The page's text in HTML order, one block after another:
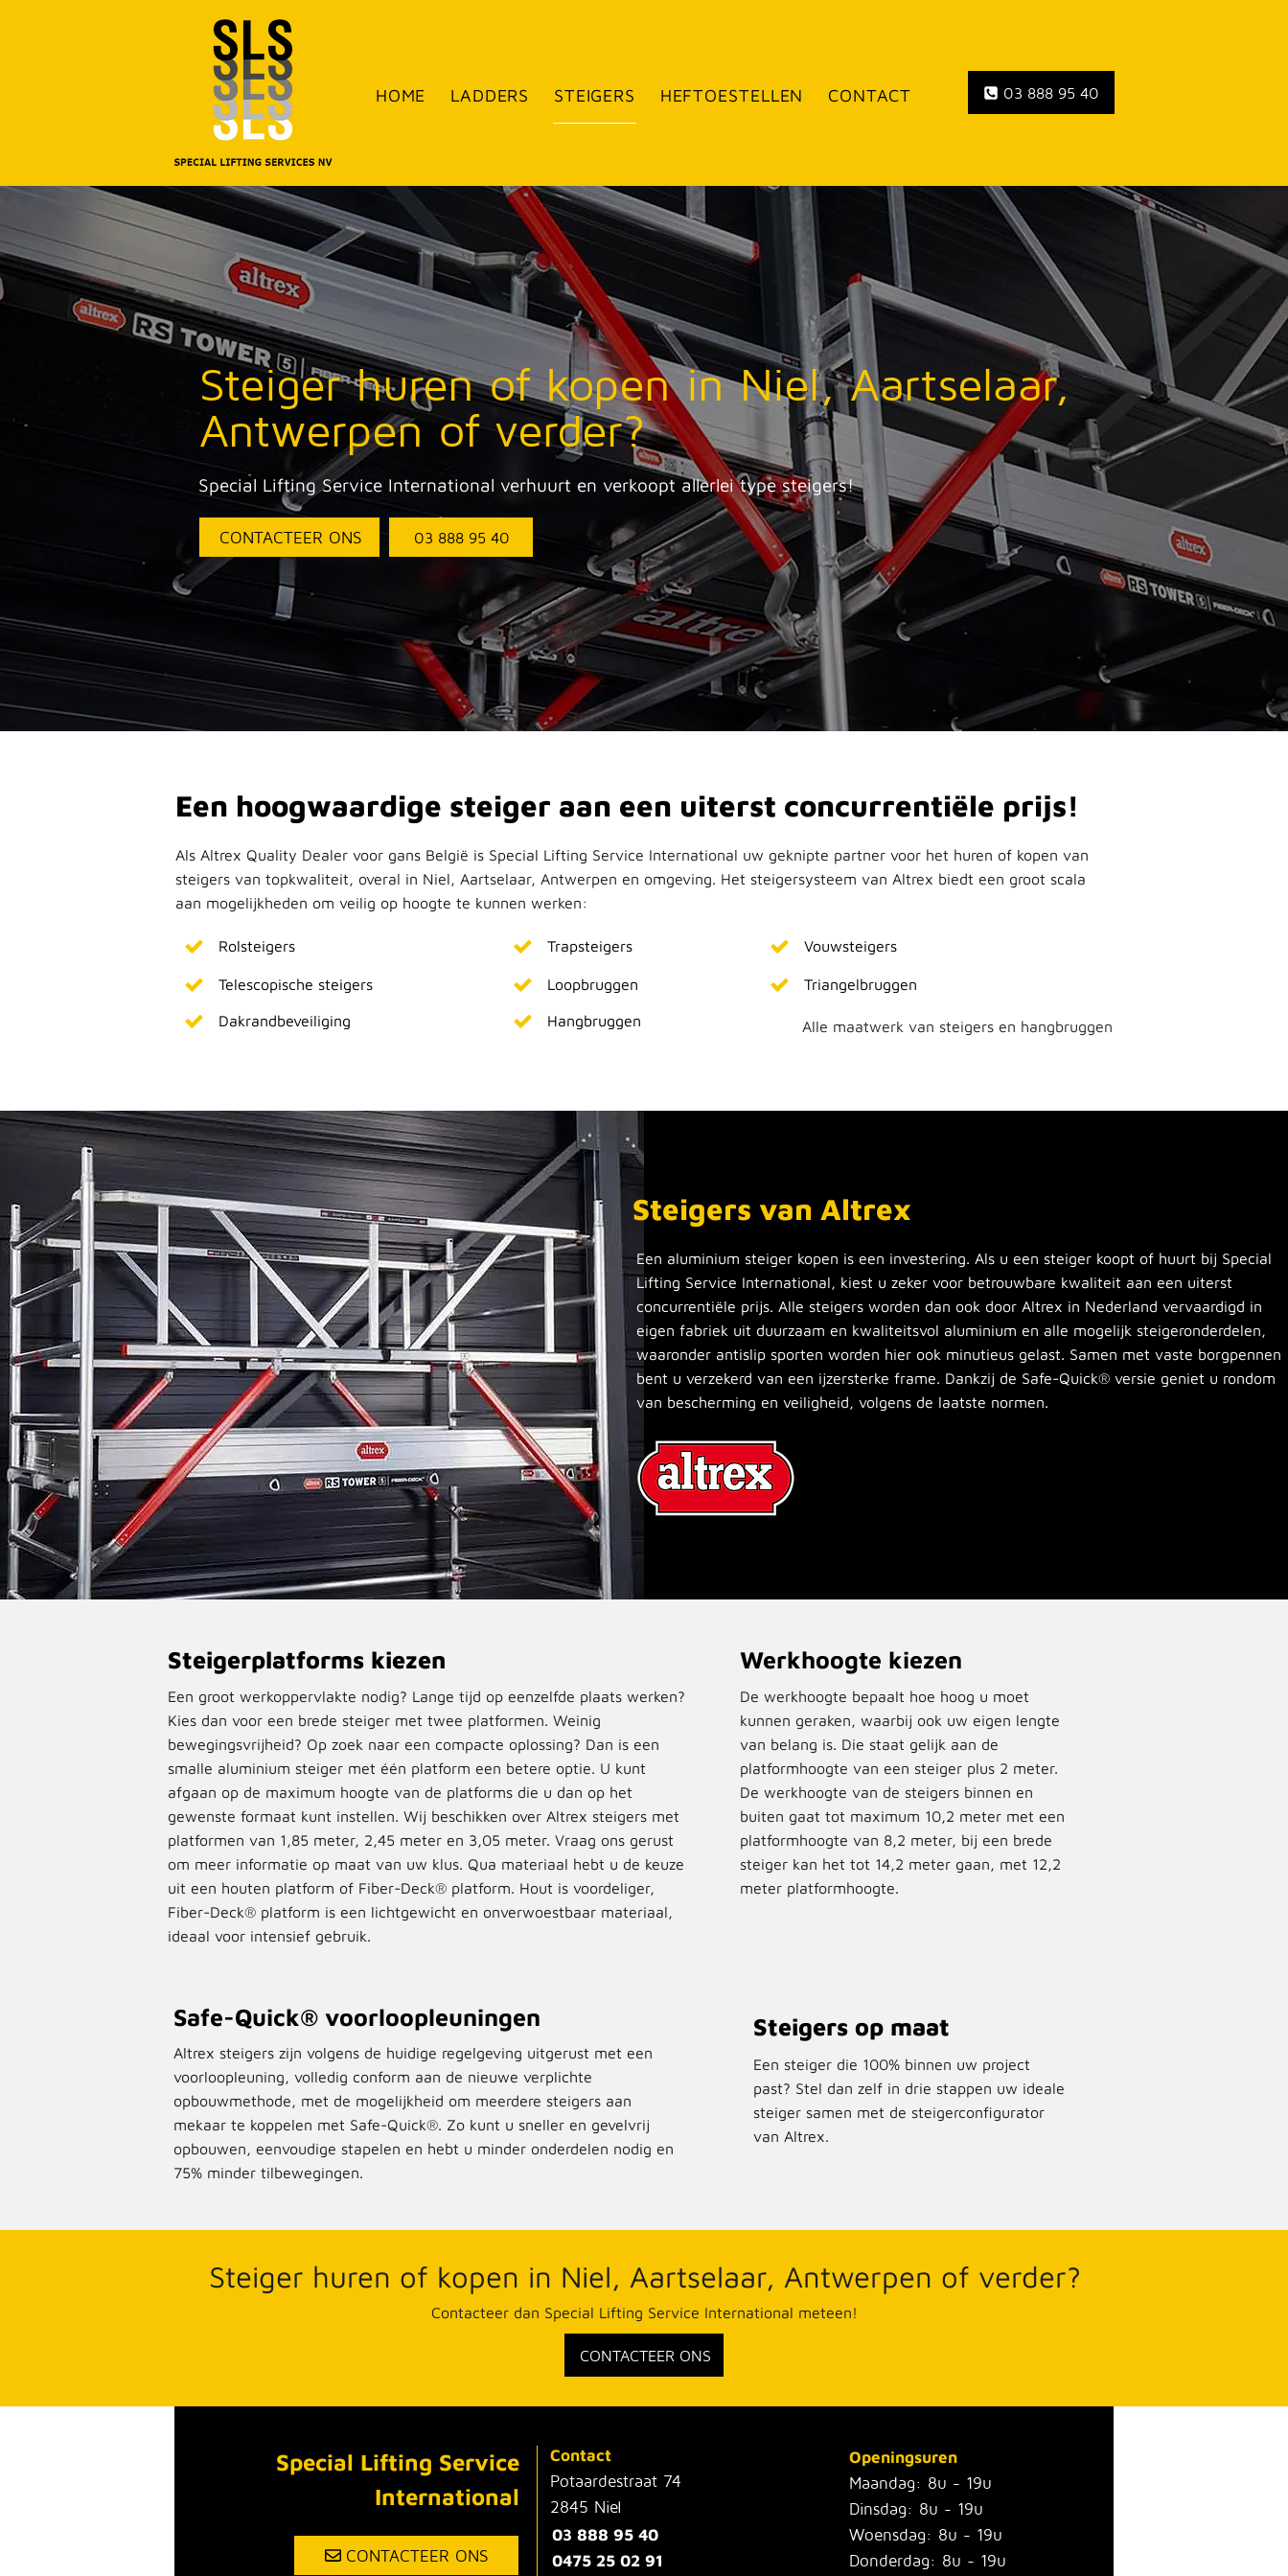
HOME LADDERS STEIGERS HEFTOESTELLEN CONTACT 03 888 95 40
Steiger huren of kopen in Niel, Aartselaar,
Antwerpen of verder?
Special Lifting Service International verhuurt en verkoopt allerlei type steigers!
CONTACTEER ONS 03 888 95 40
Een hoogwaardige steiger aan een uiterst concurrentiële prijs!
Als Altrex Quality Dealer voor gans België is Special Lifting Service International uw geknipte partner voor het huren of kopen van
steigers van topkwaliteit, overal in Niel, Aartselaar, Antwerpen en omgeving. Het steigersysteem van Altrex biedt een groot scala
aan mogelijkheden om veilig op hoogte te kunnen werken:
Rolsteigers
Telescopische steigers
Dakrandbeveiliging
Trapsteigers
Loopbruggen
Hangbruggen
Vouwsteigers
Triangelbruggen
Alle maatwerk van steigers en hangbruggen
Steigers van Altrex
Een aluminium steiger kopen is een investering. Als u een steiger koopt of huurt bij Special
Lifting Service International, kiest u zeker voor betrouwbare kwaliteit aan een uiterst
concurrentiële prijs. Alle steigers worden dan ook door Altrex in Nederland vervaardigd in
eigen fabriek uit duurzaam en kwaliteitsvol aluminium en alle mogelijk steigeronderdelen,
waaronder antislip sporten worden hier ook minutieus gelast. Samen met vaste borgpennen
bent u verzekerd van een ijzersterke frame. Dankzij de Safe-Quick® versie geniet u rondom
van bescherming en veiligheid, volgens de laatste normen.
Steigerplatforms kiezen
Een groot werkoppervlakte nodig? Lange tijd op eenzelfde plaats werken?
Kies dan voor een brede steiger met twee platformen. Weinig
bewegingsvrijheid? Op zoek naar een compacte oplossing? Dan is een
smalle aluminium steiger met één platform een betere optie. U kunt
afgaan op de maximum hoogte van de platforms die u dan op het
gewenste formaat kunt instellen. Wij beschikken over Altrex steigers met
platformen van 1,85 meter, 2,45 meter en 3,05 meter. Vraag ons gerust
om meer informatie op maat van uw klus. Qua materiaal hebt u de keuze
uit een houten platform of Fiber-Deck® platform. Hout is voordeliger,
Fiber-Deck® platform is een lichtgewicht en onverwoestbaar materiaal,
ideaal voor intensief gebruik.
Werkhoogte kiezen
De werkhoogte bepaalt hoe hoog u moet
kunnen geraken, waarbij ook uw eigen lengte
van belang is. Die staat gelijk aan de
platformhoogte van een steiger plus 2 meter.
De werkhoogte van de steigers binnen en
buiten gaat tot maximum 10,2 meter met een
platformhoogte van 8,2 meter, bij een brede
steiger kan het tot 14,2 meter gaan, met 12,2
meter platformhoogte.
Safe-Quick® voorloopleuningen
Altrex steigers zijn volgens de huidige regelgeving uitgerust met een
voorloopleuning, volledig conform aan de nieuwe verplichte
opbouwmethode, met de mogelijkheid om meerdere steigers aan
mekaar te koppelen met Safe-Quick®. Zo kunt u sneller en gevelvrij
opbouwen, eenvoudige stapelen en hebt u minder onderdelen nodig en
75% minder tilbewegingen.
Steigers op maat
Een steiger die 100% binnen uw project
past? Stel dan zelf in drie stappen uw ideale
steiger samen met de steigerconfigurator
van Altrex.
Steiger huren of kopen in Niel, Aartselaar, Antwerpen of verder?
Contacteer dan Special Lifting Service International meteen!
CONTACTEER ONS
Special Lifting Service
International
CONTACTEER ONS
Contact
Potaardestraat 74
2845 Niel
03 888 95 40
0475 25 02 91
Openingsuren
Maandag: 8u - 19u
Dinsdag: 8u - 19u
Woensdag: 8u - 19u
Donderdag: 8u - 19u